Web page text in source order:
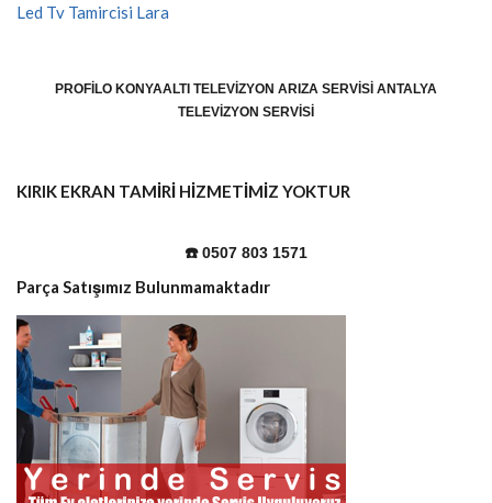
Led Tv Tamircisi Lara
PROFILO KONYAALTI TELEVIZYON ARIZA SERVISI ANTALYA
TELEVIZYON SERVISI
KIRIK EKRAN TAMİRİ HİZMETİMİZ YOKTUR
☎️ 0507 803 1571
Parça Satışımız Bulunmamaktadır